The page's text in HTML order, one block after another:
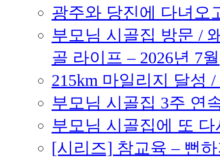
광주와 당진에 다녀오
부모님 시골집 방문 /
골 라이프 – 2026년 7월
215km 마일리지 달성
부모님 시골집 3주 연
부모님 시골집에 또
[시리즈] 참교육 – 뻔